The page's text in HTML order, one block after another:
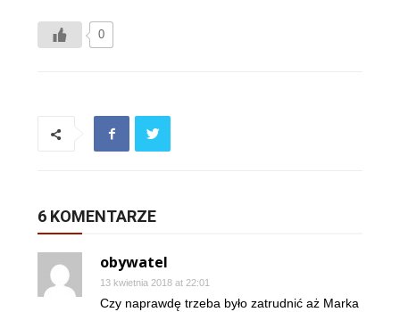
0
6 KOMENTARZE
obywatel
13 kwietnia 2018 at 22:01
Czy naprawdę trzeba było zatrudnić aż Marka